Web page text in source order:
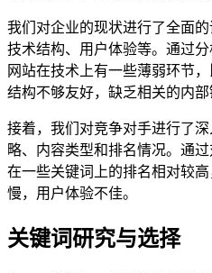
我们对企业的现状进行了全面
技术结构、用户体验等。通过
网站在技术上有一些薄弱环节
结构不够友好，缺乏相关的内部
接着，我们对竞争对手进行了
略、内容类型和排名情况。通
在一些关键词上的排名相对较
慢，用户体验不佳。
关键词研究与选择